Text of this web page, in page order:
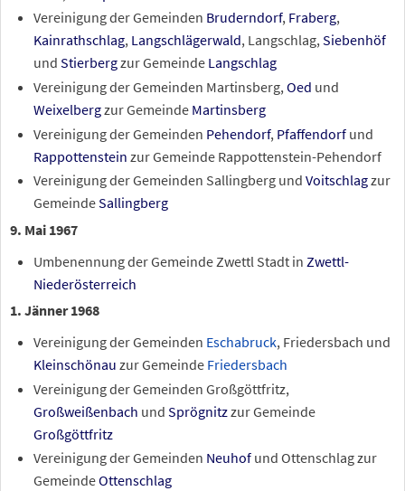
Vereinigung der Gemeinden Bruderndorf, Fraberg,
Kainrathschlag, Langschlägerwald, Langschlag,Siebenhöf
und Stierbergzur Gemeinde Langschlag
Vereinigung der Gemeinden Martinsberg,Oed und
Weixelbergzur Gemeinde Martinsberg
Vereinigung der Gemeinden Pehendorf, Pfaffendorfund
Rappottenstein zur Gemeinde Rappottenstein-Pehendorf
Vereinigung der Gemeinden Sallingberg und Voitschlagzur
GemeindeSallingberg
9. Mai 1967
Umbenennung der Gemeinde Zwettl Stadt in Zwettl-
Niederösterreich
1. Jänner 1968
Vereinigung der Gemeinden Eschabruck, Friedersbach und
Kleinschönau zur Gemeinde Friedersbach
Vereinigung der Gemeinden Großgöttfritz,
Großweißenbach und Sprögnitzzur Gemeinde
Großgöttfritz
Vereinigung der Gemeinden Neuhofund Ottenschlag zur
GemeindeOttenschlag